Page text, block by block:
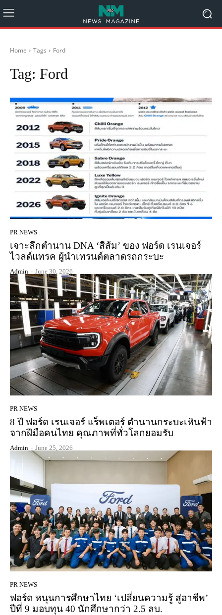
Home Tags Ford
Tag: Ford
PR NEWS
เจาะลึกตำนาน DNA ‘สีส้ม’ ของ ฟอร์ด เรนเจอร์
ไวลด์แทรค ผู้นำเทรนด์ตลาดรถกระบะ
Admin - June 30, 2026
PR NEWS
8 ปี ฟอร์ด เรนเจอร์ แร็พเตอร์ ตำนานกระบะเหินฟ้า
จากฝีมือคนไทย คุณภาพที่ทั่วโลกยอมรับ
Admin - June 25, 2026
PR NEWS
ฟอร์ด หนุนการศึกษาไทย ‘เปลี่ยนความรู้ สู่อาชีพ’
ปีที่ 9 มอบทุน 40 นักศึกษากว่า 2.5 ลบ.